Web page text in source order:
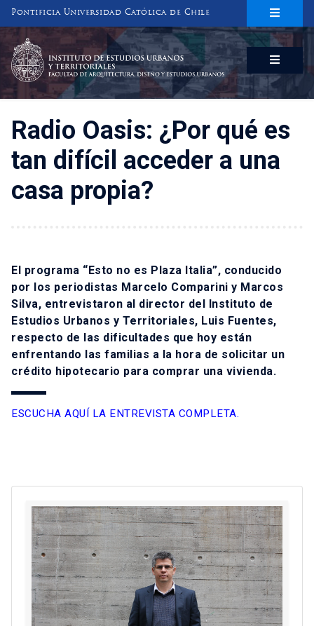
Pontificia Universidad Católica de Chile
INSTITUTO DE ESTUDIOS URBANOS
Y TERRITORIALES
FACULTAD DE ARQUITECTURA, DISEÑO Y ESTUDIOS URBANOS
Radio Oasis: ¿Por qué es
tan difícil acceder a una
casa propia?
El programa “Esto no es Plaza Italia”, conducido
por los periodistas Marcelo Comparini y Marcos
Silva, entrevistaron al director del Instituto de
Estudios Urbanos y Territoriales, Luis Fuentes,
respecto de las dificultades que hoy están
enfrentando las familias a la hora de solicitar un
crédito hipotecario para comprar una vivienda.
ESCUCHA AQUÍ LA ENTREVISTA COMPLETA.